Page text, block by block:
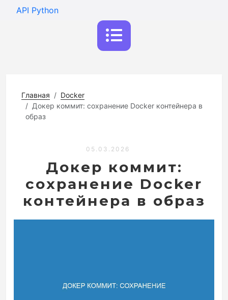
API Python
Главная
Docker
Докер коммит: сохранение Docker контейнера в
образ
05.03.2026
Докер коммит:
сохранение Docker
контейнера в образ